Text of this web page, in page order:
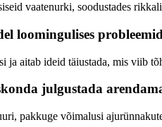
vaatenurki, soodustades
loomingulises
ja aitab ideid täiustada, mis viib
julgustada
pakkuge võimalusi